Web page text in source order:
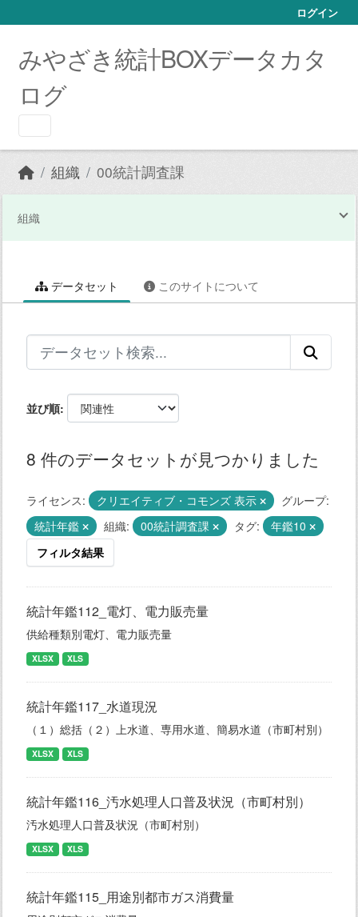
ログイン
みやざき統計BOXデータカタ
ログ
組織 00統計調査課
組織
データセット このサイトについて
並び順
8 件のデータセットが見つかりました
ライセンス: クリエイティブ・コモンズ 表示
グループ:
統計年鑑
組織: 00統計調査課 タグ:
年鑑10
フィルタ結果
統計年鑑112_電灯、電力販売量
供給種類別電灯、電力販売量
XLSX XLS
統計年鑑117_水道現況
（１）総括（２）上水道、専用水道、簡易水道（市町村別）
XLSX XLS
統計年鑑116_汚水処理人口普及状況（市町村別）
汚水処理人口普及状況（市町村別）
XLSX XLS
統計年鑑115_用途別都市ガス消費量